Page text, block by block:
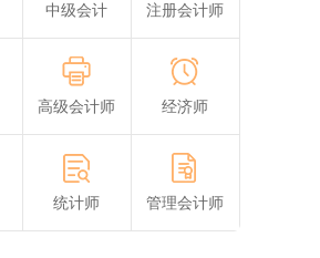
中级会计 注册会计师
高级会计师 经济师
统计师 管理会计师